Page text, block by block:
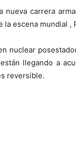
nueva carrera
la escena mundial
nuclear
llegando a
reversible.